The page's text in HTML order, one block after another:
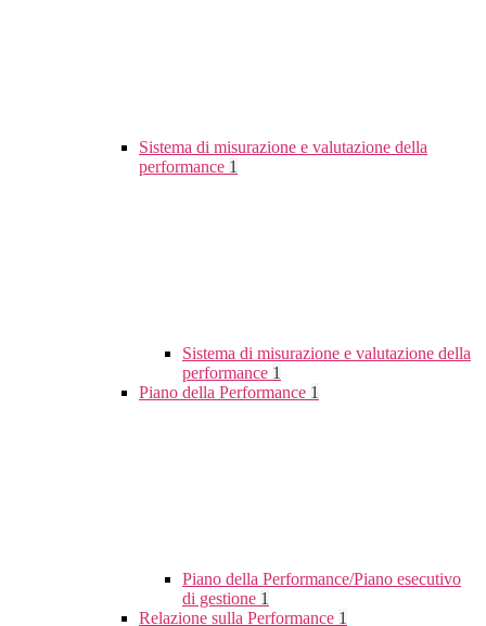
Sistema di misurazione e valutazione della
performance 1
Sistema di misurazione e valutazione della
performance 1
Piano della Performance 1
Piano della Performance/Piano esecutivo
di gestione 1
Relazione sulla Performance 1